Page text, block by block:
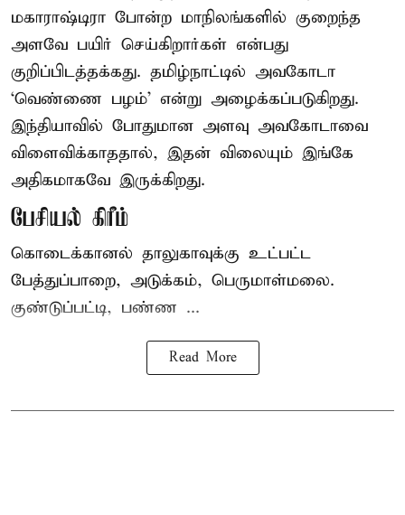
மகாராஷ்டிரா போன்ற மாநிலங்களில் குறைந்த
அளவே பயிர் செய்கிறார்கள் என்பது
குறிப்பிடத்தக்கது. தமிழ்நாட்டில் அவகோடா
‘வெண்ணை பழம்’ என்று அழைக்கப்படுகிறது.
இந்தியாவில் போதுமான அளவு அவகோடாவை
விளைவிக்காததால், இதன் விலையும் இங்கே
அதிகமாகவே இருக்கிறது.
பேசியல் கிரீம்
கொடைக்கானல் தாலுகாவுக்கு உட்பட்ட
பேத்துப்பாறை, அடுக்கம், பெருமாள்மலை.
குண்டுப்பட்டி, பண்ண ...
Read More